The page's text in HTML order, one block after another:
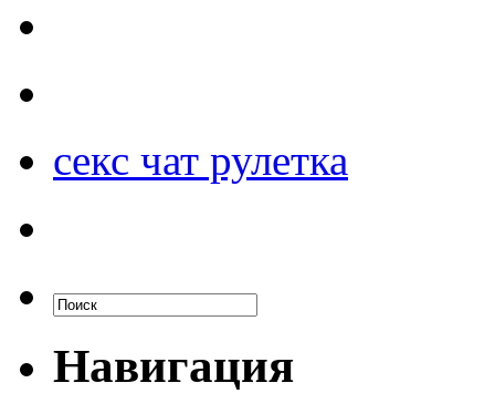
секс чат рулетка
Навигация